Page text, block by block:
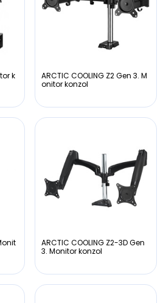
k
ARCTIC COOLING Z2 Gen 3. M
onitor konzol
ARCTIC COOLING Z2-3D Gen
3. Monitor konzol